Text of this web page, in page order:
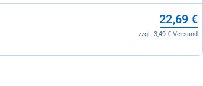
22,69 €
zzgl. 3,49 € Versand